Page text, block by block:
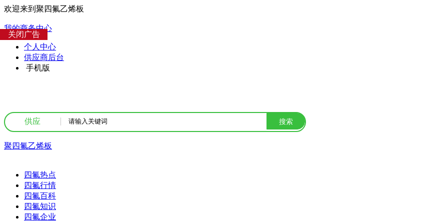
欢迎来到聚四氟乙烯板
我的商务中心
个人中心
供应商后台
手机版
供应
聚四氟乙烯板
四氟热点
四氟行情
四氟百科
四氟知识
四氟企业
关闭广告